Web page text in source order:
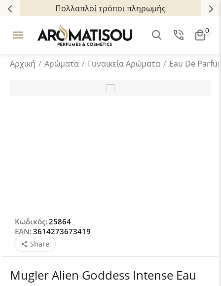
Πολλαπλοί τρόποι πληρωμής
0
Αρχική / Αρώματα / Γυναικεία Αρώματα / Eau De
EAN: 3614273673419
Κωδικός: 25864
Share
Mugler Alien Goddess Intense Eau